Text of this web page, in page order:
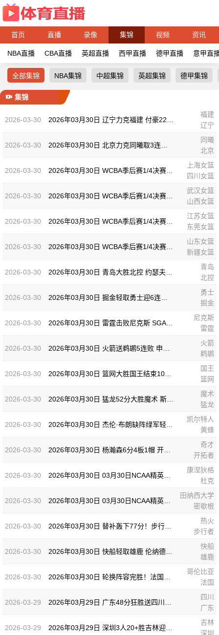
首页 直播 录像 集锦 视频 资讯
NBA直播 CBA直播 英超直播 西甲直播 德甲直播 意甲直
全部集锦 NBA集锦 中超集锦 英超集锦 德甲集锦
集锦
2026-03-30
福建
辽宁
2026-03-30
同曦
北京
2026-03-30
上海女篮
四川女篮
2026-03-30
武汉女篮
山西女篮
2026-03-30
江苏女篮
东莞女篮
2026-03-30
山东女篮
新疆女篮
2026-03-30
青岛
北控
2026-03-30
勇士
掘金
2026-03-30
尼克斯
雷霆
2026-03-30
火箭
鹈鹕
2026-03-30
国王
篮网
2026-03-30
魔术
猛龙
2026-03-30
凯尔特人
黄蜂
2026-03-30
奇才
开拓者
2026-03-30
康涅狄格
杜克
2026-03-30
田纳西大学
密歇根
2026-03-30
热火
步行者
2026-03-30
快船
雄鹿
2026-03-30
哥伦比亚
法国
2026-03-29
四川
广东
2026-03-29
吉林
深圳